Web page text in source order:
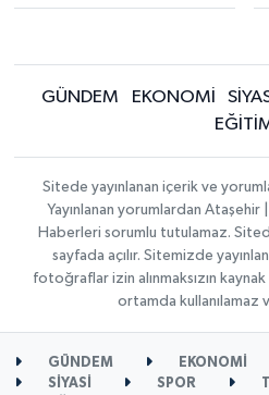
GÜNDEM EKONOMİ
Sitede yayınlanan içerik ve
Yayınlanan yorumlardan
Haberleri sorumlu tutulamaz.
sayfada açılır. Sitemizde
fotoğraflar izin alınmaksızın
ortamda kullanılamaz
GÜNDEM
EKONOMİ
SİYASİ
SPOR